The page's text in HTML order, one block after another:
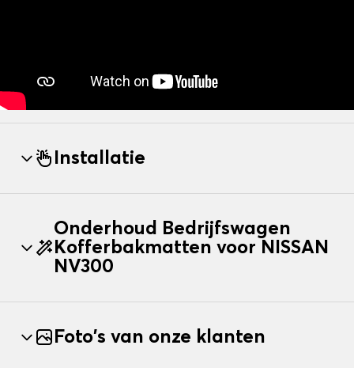
Installatie
Onderhoud Bedrijfswagen
Kofferbakmatten voor NISSAN
NV300
Foto's van onze klanten